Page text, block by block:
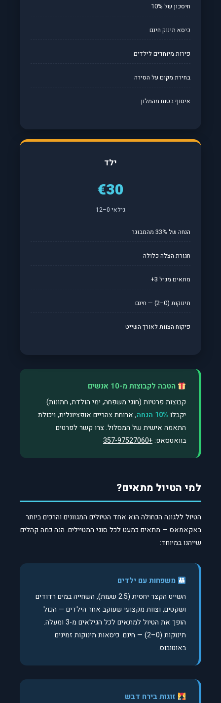
חיסכון של 10%
כיסא תינוק חינם
פירות מיוחדים לילדים
בחירת מקום על הסירה
איסוף בטוח מהמלון
ילד
€30
גילאי 0–12
הנחה של 33% מהמבוגר
חגורת הצלה כלולה
מתאים מגיל 3+
תינוקות (0–2) — חינם
פיקוח הצוות לאורך השייט
הטבה לקבוצות מ-10 אנשים
קבוצות פרטיות (חוגי משפחה, ימי הולדת, חתונות)
יקבלו 10% הנחה
, ארוחת צהריים אופציונלית, ויכולת
התאמה אישית של המסלול. צרו קשר לפרטים
בוואטסאפ:+357-97527060
למי הטיול מתאים?
הטיול ללגונה הכחולה הוא אחד הטיולים המגוונים והרכים ביותר
באקאמאס — מתאים כמעט לכל סוגי המטיילים. הנה כמה קהלים
שייהנו במיוחד:
משפחות עם ילדים
השייט הקצר יחסית (2.5 שעות), השחייה במים רדודים
ושקטים, וצוות מקצועי שעוקב אחר הילדים — הכול
הופך את הטיול למתאים לכל הגילאים מ-3 ומעלה.
תינוקות (0–2) — חינם. כיסאות תינוקות זמינים
באוטובוס.
זוגות בירח דבש